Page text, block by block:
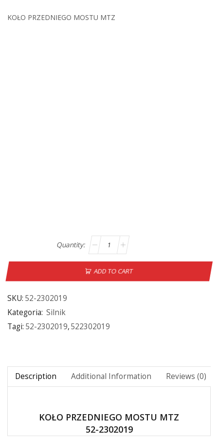
KOŁO PRZEDNIEGO MOSTU MTZ
ADD TO CART
SKU: 52-2302019
Kategoria: Silnik
Tagi: 52-2302019,522302019
Description Additional Information Reviews (0)
KOŁO PRZEDNIEGO MOSTU MTZ
52-2302019